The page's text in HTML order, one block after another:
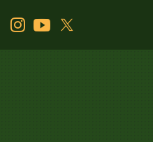
FlipboardInstagramYoutube